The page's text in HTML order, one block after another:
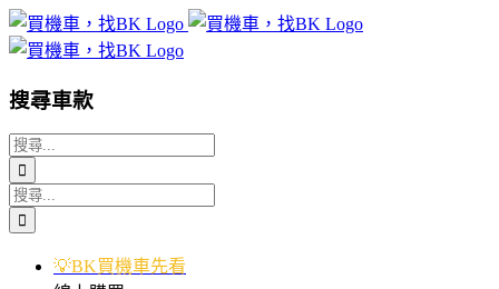
Skip
to
content
搜尋車款
搜
索
結
果：
搜
索
💡BK買機車先看